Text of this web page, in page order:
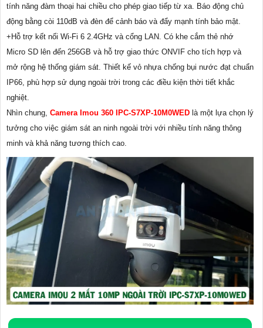
tính năng đàm thoại hai chiều cho phép giao tiếp từ xa. Báo động chủ
động bằng còi 110dB và đèn để cảnh báo và đẩy mạnh tính bảo mật.
+Hỗ trợ kết nối Wi-Fi 6 2.4GHz và cổng LAN. Có khe cắm thẻ nhớ
Micro SD lên đến 256GB và hỗ trợ giao thức ONVIF cho tích hợp và
mở rộng hệ thống giám sát. Thiết kế vỏ nhựa chống bụi nước đạt chuẩn
IP66, phù hợp sử dụng ngoài trời trong các điều kiện thời tiết khắc
nghiệt.
Nhìn chung, Camera Imou 360 IPC-S7XP-10M0WED là một lựa chọn lý
tưởng cho việc giám sát an ninh ngoài trời với nhiều tính năng thông
minh và khả năng tương thích cao.